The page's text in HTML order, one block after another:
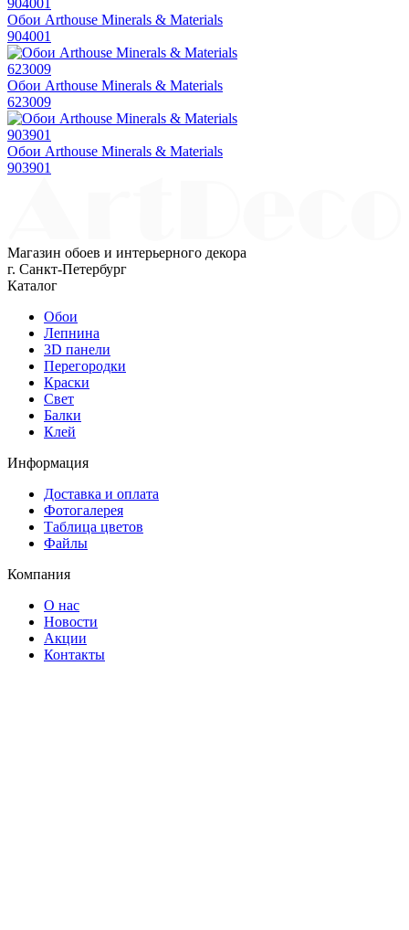
Обои Arthouse Minerals & Materials
904001
Обои Arthouse Minerals & Materials
623009
Обои Arthouse Minerals & Materials
903901
Магазин обоев и интерьерного декора
г. Санкт-Петербург
Каталог
Обои
Лепнина
3D панели
Перегородки
Краски
Свет
Балки
Клей
Информация
Доставка и оплата
Фотогалерея
Таблица цветов
Файлы
Компания
О нас
Новости
Акции
Контакты